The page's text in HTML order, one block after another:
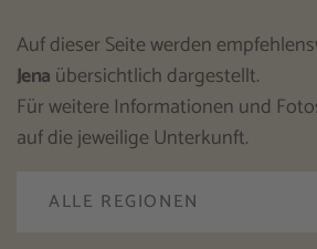
Auf dieser Seite werden
Jena übersichtlich dargestellt.
Für weitere Informationen und
auf die jeweilige Unterkunft.